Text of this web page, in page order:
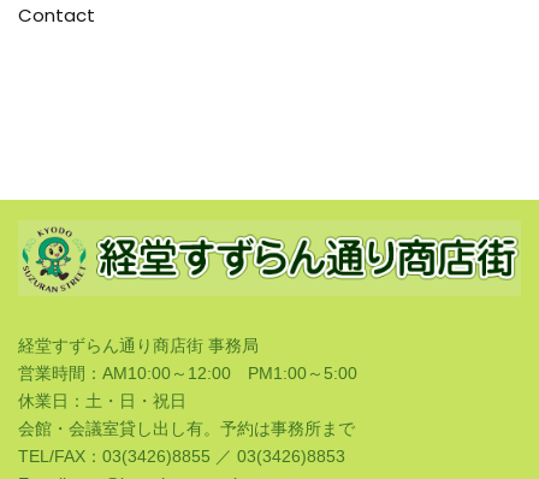
Contact
経堂すずらん通り商店街 事務局
営業時間：AM10:00～12:00 PM1:00～5:00
休業日：土・日・祝日
会館・会議室貸し出し有。予約は事務所まで
TEL/FAX：03(3426)8855 ／ 03(3426)8853